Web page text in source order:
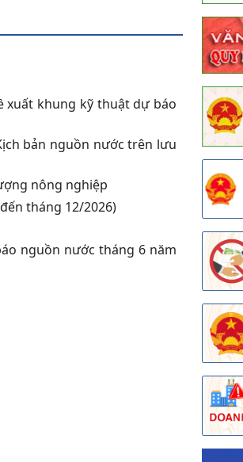
xuất khung kỹ thuật dự báo
bản nguồn nước trên lưu
nông nghiệp
đến tháng 12/2026)
nguồn nước tháng 6 năm